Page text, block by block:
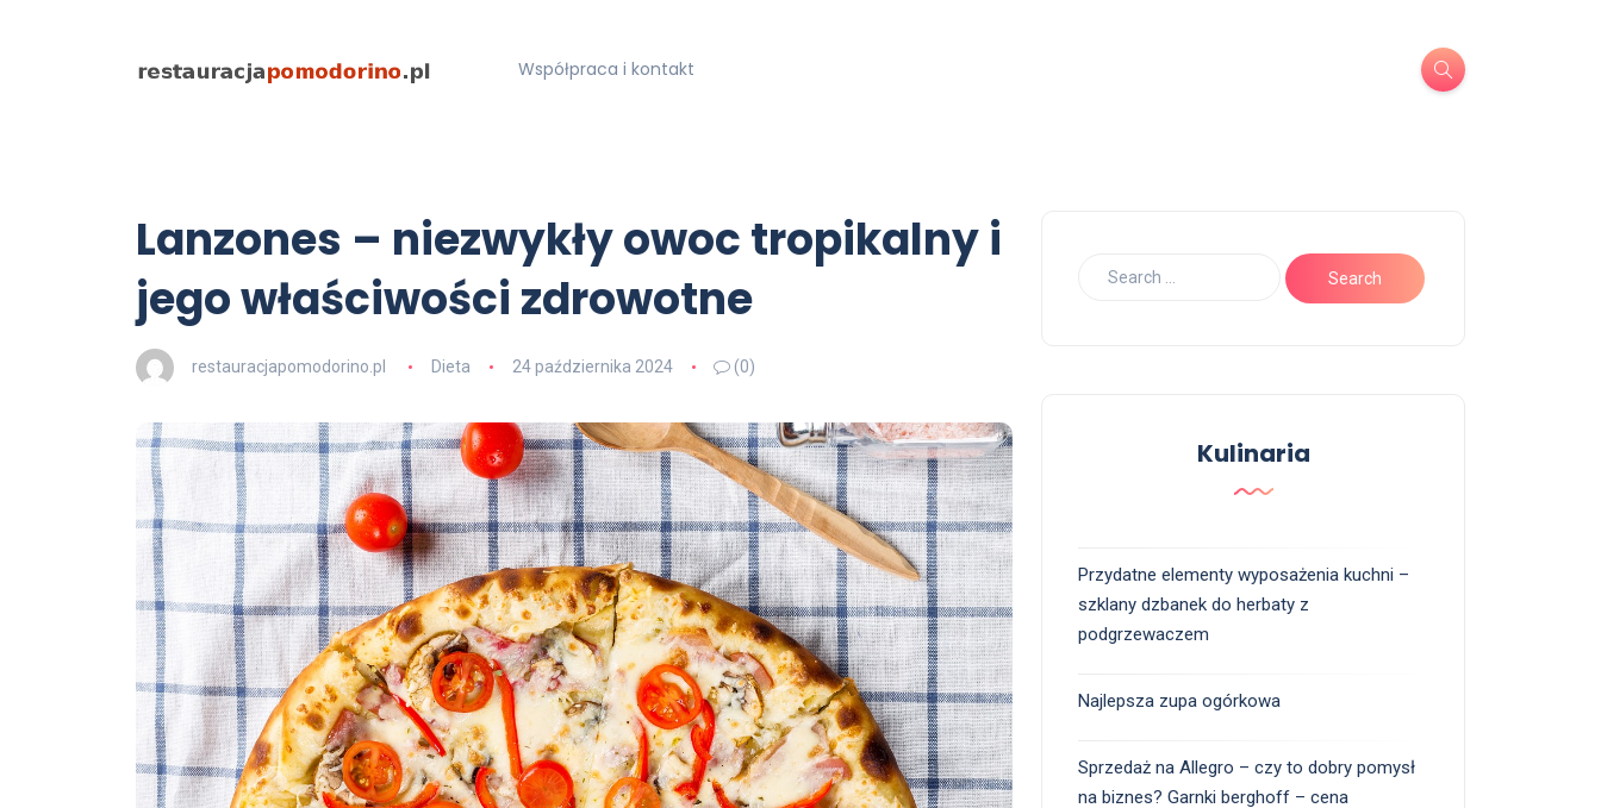
Współpraca i kontakt
Lanzones – niezwykły owoc tropikalny i
jego właściwości zdrowotne
restauracjapomodorino.pl Dieta 24 października 2024 (0)
Kulinaria
Przydatne elementy wyposażenia kuchni –
szklany dzbanek do herbaty z
podgrzewaczem
Najlepsza zupa ogórkowa
Sprzedaż na Allegro – czy to dobry pomysł
na biznes? Garnki berghoff – cena